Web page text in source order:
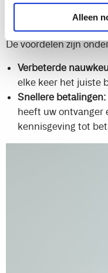
Alleen
zorgen dat uw
betrouwbare
De voordelen zijn
Verbeterde
elke keer het juiste
Snellere betalingen:
heeft uw ontvanger
kennisgeving tot